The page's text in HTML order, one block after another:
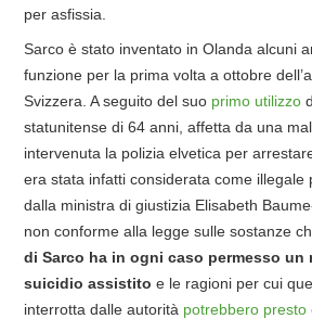
per asfissia.
Sarco è stato inventato in Olanda alcuni
funzione per la prima volta a ottobre
Svizzera. A seguito del suo primo utilizzo
statunitense di 64 anni, affetta da una
intervenuta la polizia elvetica per
era stata infatti considerata come illegale
dalla ministra di giustizia Elisabeth
non conforme alla legge sulle sostanze
di Sarco ha in ogni caso permesso un
suicidio assistito e le ragioni per cui
interrotta dalle autorità potrebbero presto